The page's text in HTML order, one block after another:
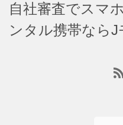
自社審査でスマ
ンタル携帯なら